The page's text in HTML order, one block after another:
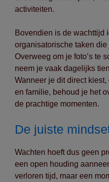
activiteiten.
Bovendien is de wachttijd
organisatorische taken
Overweeg om je foto’s te
neem je vaak dagelijks
Wanneer je dit direct
en familie, behoud je het
de prachtige momenten.
De juiste
Wachten hoeft dus geen
een open houding
verloren tijd, maar een